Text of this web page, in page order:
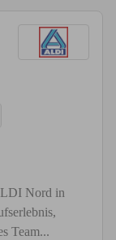
Nord in
Team...